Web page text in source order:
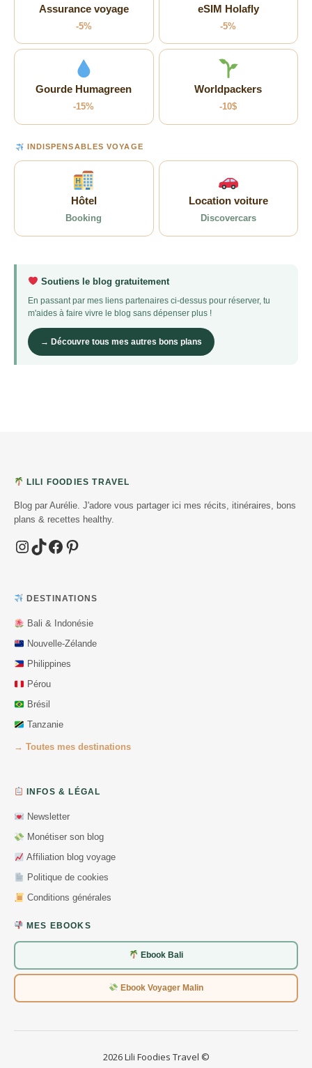
Assurance voyage
-5%
eSIM Holafly
-5%
Gourde Humagreen
-15%
Worldpackers
-10$
INDISPENSABLES VOYAGE
Hôtel
Booking
Location voiture
Discovercars
Soutiens le blog gratuitement
En passant par mes liens partenaires ci-dessus pour réserver, tu
m'aides à faire vivre le blog sans dépenser plus !
→ Découvre tous mes autres bons plans
LILI FOODIES TRAVEL
Blog par Aurélie. J'adore vous partager ici mes récits, itinéraires, bons
plans & recettes healthy.
Instagram
TikTokFacebook
Pinterest
DESTINATIONS
Bali & Indonésie
Nouvelle-Zélande
Philippines
Pérou
Brésil
Tanzanie
→ Toutes mes destinations
INFOS & LÉGAL
Newsletter
Monétiser son blog
Affiliation blog voyage
Politique de cookies
Conditions générales
MES EBOOKS
Ebook Bali
Ebook Voyager Malin
2026 Lili Foodies Travel ©